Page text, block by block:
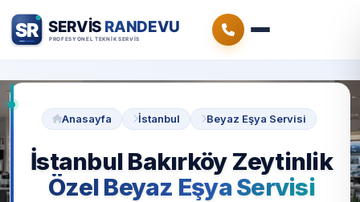
Anasayfa İstanbul Beyaz Eşya Servisi
İstanbul Bakırköy Zeytinlik
Özel Beyaz Eşya Servisi